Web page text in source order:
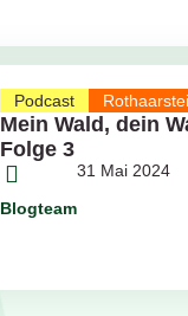
Podcast
Mein Wald, dein
Folge 3
Blogteam
31 Mai 2024